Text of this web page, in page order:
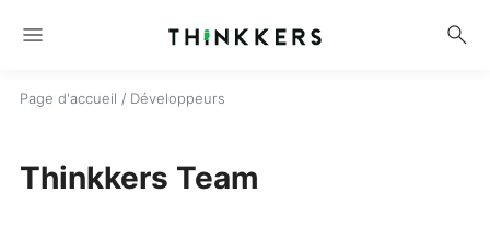
menu search
Page d'accueil / Développeurs
Thinkkers Team